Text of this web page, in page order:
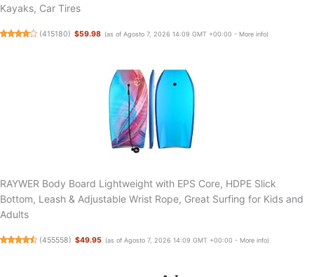
Kayaks, Car Tires
(415180) $59.98 (as of Agosto 7, 2026 14:09 GMT +00:00 - More info)
RAYWER Body Board Lightweight with EPS Core, HDPE Slick
Bottom, Leash & Adjustable Wrist Rope, Great Surfing for Kids and
Adults
(455558) $49.95 (as of Agosto 7, 2026 14:09 GMT +00:00 - More info)